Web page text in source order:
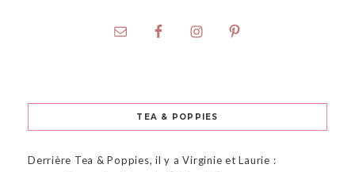
TEA & POPPIES
Derrière Tea & Poppies, il y a Virginie et Laurie :